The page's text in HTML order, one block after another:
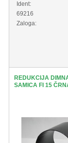
Ident:
69216
Zaloga:
REDUKCIJA
SAMICA FI 15